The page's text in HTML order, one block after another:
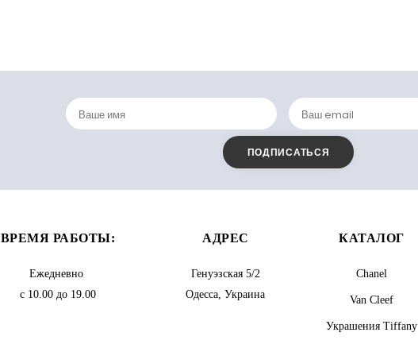
ВРЕМЯ РАБОТЫ:
Ежедневно
с 10.00 до 19.00
АДРЕС
Генуэзская 5/2
Одесса, Украина
КАТАЛОГ
Chanel
Van Cleef
Украшения Tiffany